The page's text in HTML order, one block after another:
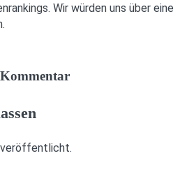
Wir würden uns über eine
veröffentlicht.